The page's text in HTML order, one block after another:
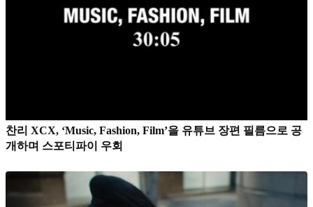
찬리 XCX, ‘Music, Fashion, Film’을 유튜브 장편 필름으로 공
개하며 스포티파이 우회